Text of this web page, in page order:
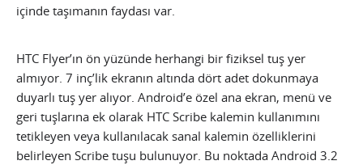
içinde taşımanın faydası var.
HTC Flyer’ın ön yüzünde herhangi bir fiziksel tuş yer
almıyor. 7 inç’lik ekranın altında dört adet dokunmaya
duyarlı tuş yer alıyor. Android’e özel ana ekran, menü ve
geri tuşlarına ek olarak HTC Scribe kalemin kullanımını
tetikleyen veya kullanılacak sanal kalemin özelliklerini
belirleyen Scribe tuşu bulunuyor. Bu noktada Android 3.2